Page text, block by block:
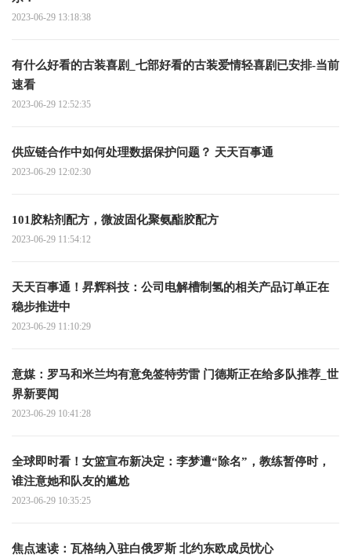
2023-06-29 13:18:38
有什么好看的古装喜剧_七部好看的古装爱情轻喜剧已安排-当前
速看
2023-06-29 12:52:35
供应链合作中如何处理数据保护问题？ 天天百事通
2023-06-29 12:02:30
101胶粘剂配方，微波固化聚氨酯胶配方
2023-06-29 11:54:12
天天百事通！昇辉科技：公司电解槽制氢的相关产品订单正在
稳步推进中
2023-06-29 11:10:29
意媒：罗马和米兰均有意免签特劳雷 门德斯正在给多队推荐_世
界新要闻
2023-06-29 10:41:28
全球即时看！女篮宣布新决定：李梦遭“除名”，教练暂停时，
谁注意她和队友的尴尬
2023-06-29 10:35:25
焦点速读： 瓦格纳入驻白俄罗斯 北约东欧成员忧心